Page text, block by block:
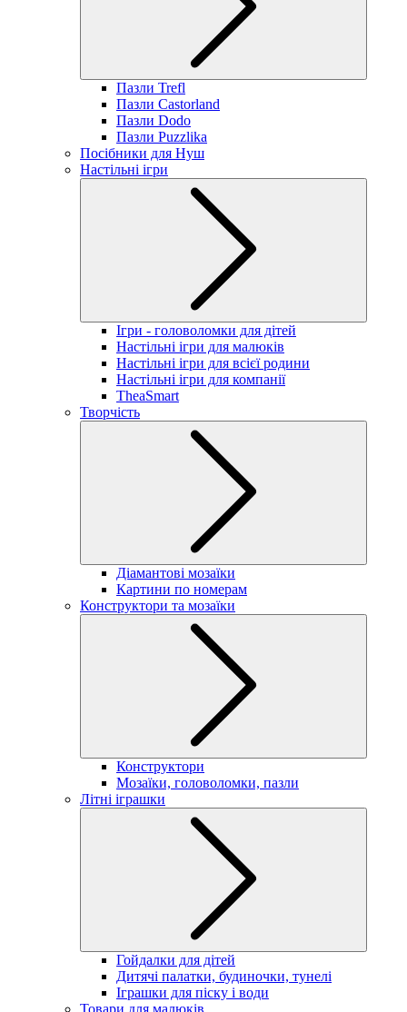
Пазли Trefl
Пазли Castorland
Пазли Dodo
Пазли Puzzlika
Посібники для Нуш
Настільні ігри
Ігри - головоломки для дітей
Настільні ігри для малюків
Настільні ігри для всієї родини
Настільні ігри для компанії
TheaSmart
Творчість
Діамантові мозаїки
Картини по номерам
Конструктори та мозаїки
Конструктори
Мозаїки, головоломки, пазли
Літні іграшки
Гойдалки для дітей
Дитячі палатки, будиночки, тунелі
Іграшки для піску і води
Товари для малюків